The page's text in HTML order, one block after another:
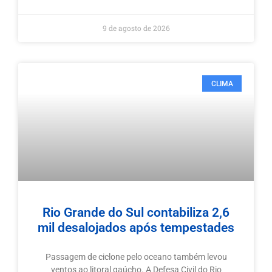
9 de agosto de 2026
CLIMA
Rio Grande do Sul contabiliza 2,6
mil desalojados após tempestades
Passagem de ciclone pelo oceano também levou
ventos ao litoral gaúcho. A Defesa Civil do Rio